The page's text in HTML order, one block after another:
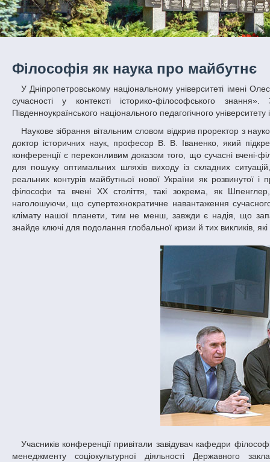
Філософія як наука про майбутнє
У Дніпропетровському національному університеті імені Олеся Гончара пройшла Міжнародна наукова конференція «Глобальні проблеми
сучасності у контексті історико-філософського
Південноукраїнського національного педагогічного
Наукове зібрання вітальним словом відкрив проректор з науково-педагогічної роботи у сфері гуманітарної освіти та виховання молоді ДНУ,
доктор історичних наук, професор В. В. Іваненко, який
конференції є переконливим доказом того, що сучасні
для пошуку оптимальних шляхів виходу із складних
реальних контурів майбутньої нової України як розвинутої
філософи та вчені XX століття, такі зокрема, як
наголошуючи, що супертехнократичне навантаження
клімату нашої планети, тим не менш, завжди є надія, що
знайде ключі для подолання глобальної кризи й тих викликів,
Учасників конференції привітали завідувач кафедри філософії ДНУ, професор В. Б. Окороков; завідувач кафедри філософії, соціології та
менеджменту соціокультурної діяльності Державного